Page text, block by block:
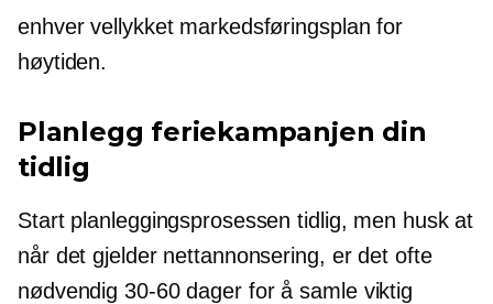
enhver vellykket markedsføringsplan for
høytiden.
Planlegg feriekampanjen din
tidlig
Start planleggingsprosessen tidlig, men husk at
når det gjelder nettannonsering, er det ofte
nødvendig30-60dager for å samle viktig